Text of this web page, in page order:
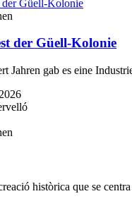
der Güell-Kolonie
Jahren gab es eine
històrica que se